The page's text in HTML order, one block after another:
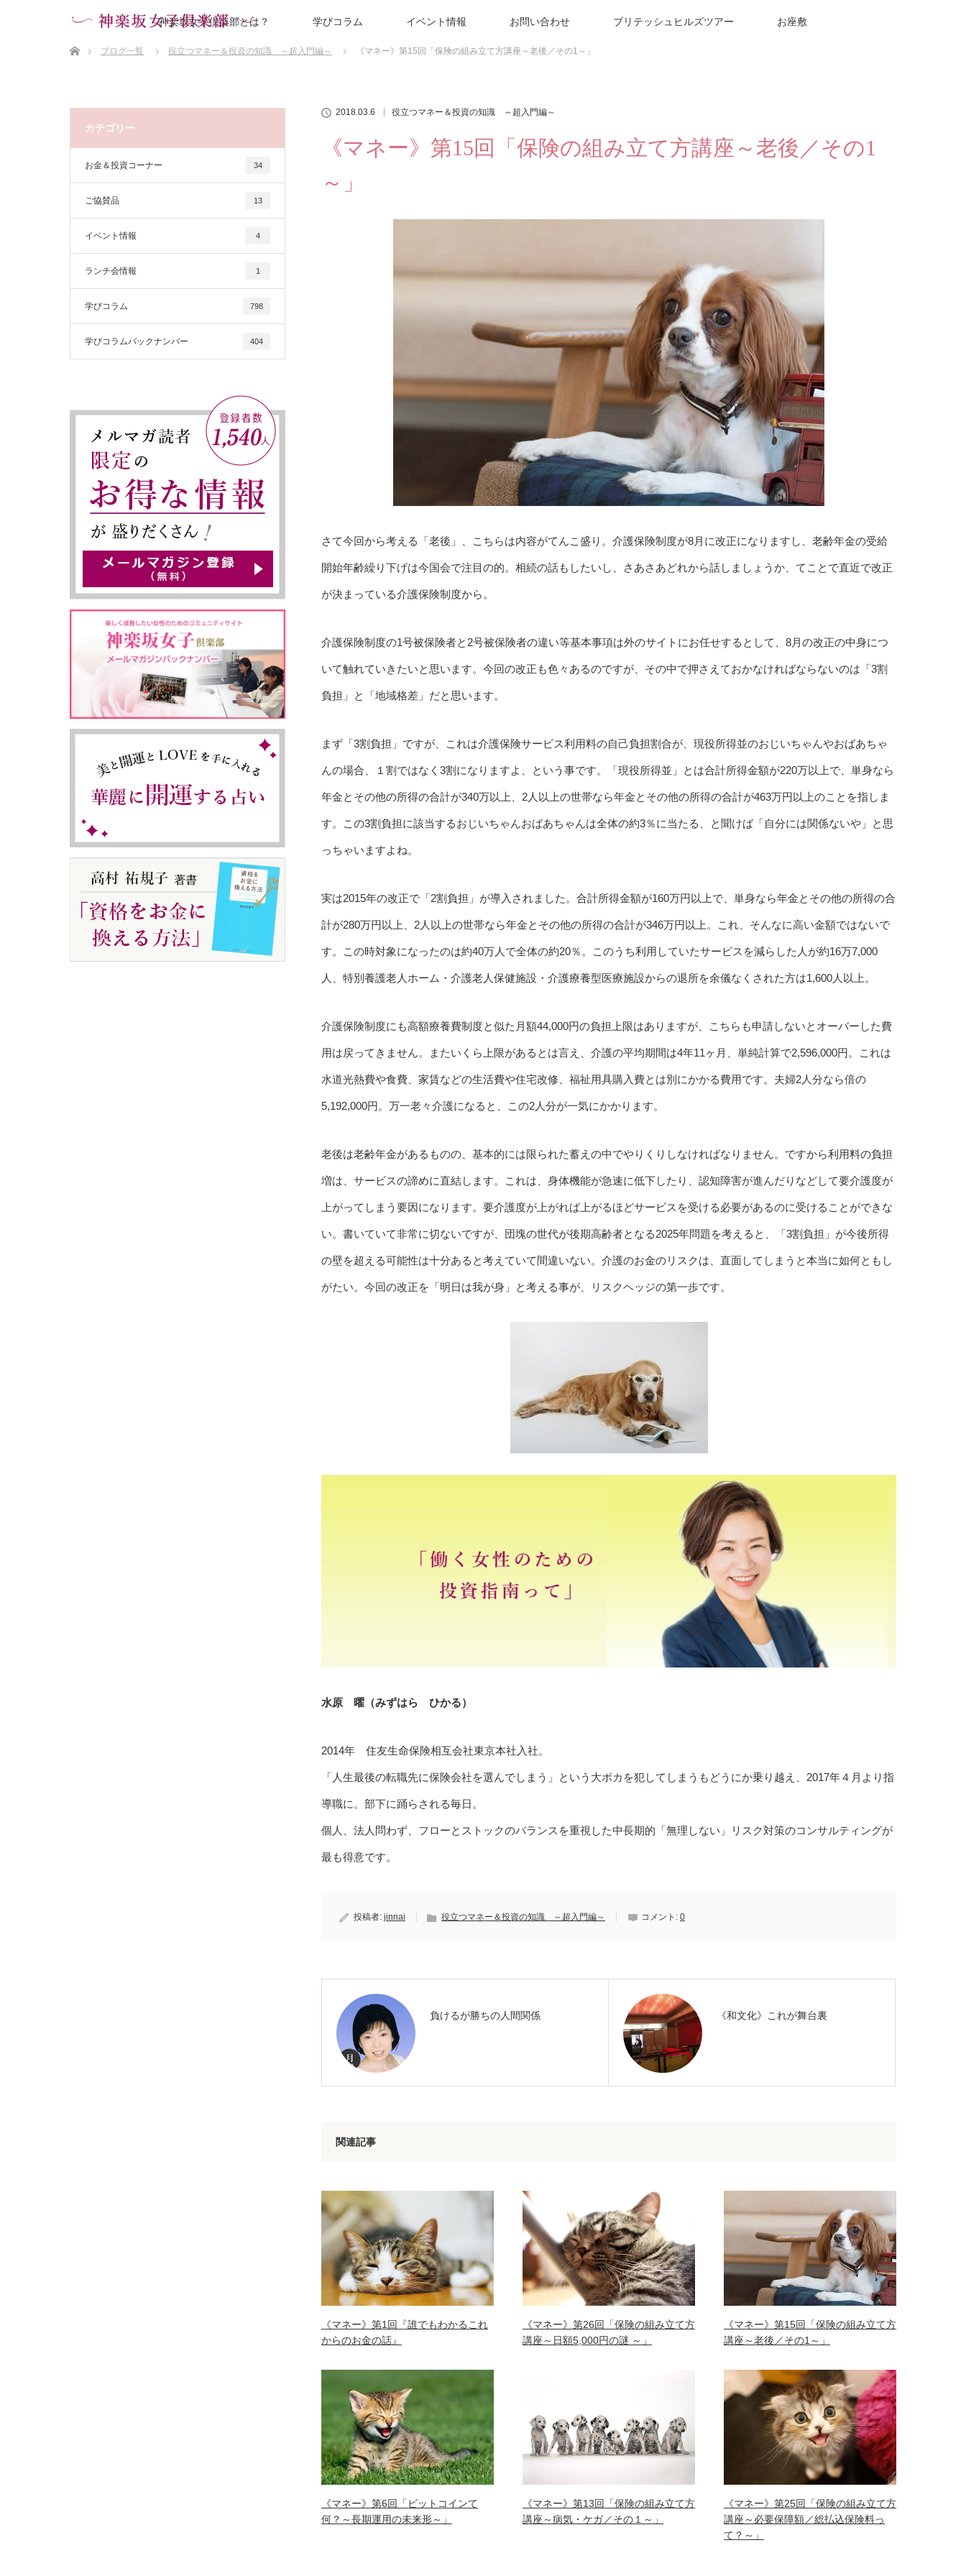
神楽坂女子倶楽部とは？ 学びコラム イベント情報 お問い合わせ ブリテッシュヒルズツアー お座敷
ブログ一覧
役立つマネー＆投資の知識 ～超入門編～ 《マネー》第15回「保険の組み立て方講座～老後／その1～」
2018.03.6 役立つマネー＆投資の知識 ～超入門編～
《マネー》第15回「保険の組み立て方講座～老後／その1
～」
さて今回から考える「老後」、こちらは内容がてんこ盛り。介護保険制度が8月に改正になりますし、老齢年金の受給
開始年齢繰り下げは今国会で注目の的。相続の話もしたいし、さあさあどれから話しましょうか、てことで直近で改正
が決まっている介護保険制度から。
介護保険制度の1号被保険者と2号被保険者の違い等基本事項は外のサイトにお任せするとして、8月の改正の中身につ
いて触れていきたいと思います。今回の改正も色々あるのですが、その中で押さえておかなければならないのは「3割
負担」と「地域格差」だと思います。
まず「3割負担」ですが、これは介護保険サービス利用料の自己負担割合が、現役所得並のおじいちゃんやおばあちゃ
んの場合、１割ではなく3割になりますよ、という事です。「現役所得並」とは合計所得金額が220万以上で、単身なら
年金とその他の所得の合計が340万以上、2人以上の世帯なら年金とその他の所得の合計が463万円以上のことを指しま
す。この3割負担に該当するおじいちゃんおばあちゃんは全体の約3％に当たる、と聞けば「自分には関係ないや」と思
っちゃいますよね。
実は2015年の改正で「2割負担」が導入されました。合計所得金額が160万円以上で、単身なら年金とその他の所得の合
計が280万円以上、2人以上の世帯なら年金とその他の所得の合計が346万円以上。これ、そんなに高い金額ではないで
す。この時対象になったのは約40万人で全体の約20％。このうち利用していたサービスを減らした人が約16万7,000
人、特別養護老人ホーム・介護老人保健施設・介護療養型医療施設からの退所を余儀なくされた方は1,600人以上。
介護保険制度にも高額療養費制度と似た月額44,000円の負担上限はありますが、こちらも申請しないとオーバーした費
用は戻ってきません。またいくら上限があるとは言え、介護の平均期間は4年11ヶ月、単純計算で2,596,000円。これは
水道光熱費や食費、家賃などの生活費や住宅改修、福祉用具購入費とは別にかかる費用です。夫婦2人分なら倍の
5,192,000円。万一老々介護になると、この2人分が一気にかかります。
老後は老齢年金があるものの、基本的には限られた蓄えの中でやりくりしなければなりません。ですから利用料の負担
増は、サービスの諦めに直結します。これは、身体機能が急速に低下したり、認知障害が進んだりなどして要介護度が
上がってしまう要因になります。要介護度が上がれば上がるほどサービスを受ける必要があるのに受けることができな
い。書いていて非常に切ないですが、団塊の世代が後期高齢者となる2025年問題を考えると、「3割負担」が今後所得
の壁を超える可能性は十分あると考えていて間違いない。介護のお金のリスクは、直面してしまうと本当に如何ともし
がたい。今回の改正を「明日は我が身」と考える事が、リスクヘッジの第一歩です。
水原 曜（みずはら ひかる）
2014年 住友生命保険相互会社東京本社入社。
「人生最後の転職先に保険会社を選んでしまう」という大ポカを犯してしまうもどうにか乗り越え、2017年４月より指
導職に。部下に踊らされる毎日。
個人、法人問わず、フローとストックのバランスを重視した中長期的「無理しない」リスク対策のコンサルティングが
最も得意です。
投稿者: jinnai 役立つマネー＆投資の知識 ～超入門編～ コメント: 0
負けるが勝ちの人間関係 《和文化》これが舞台裏
関連記事
《マネー》第1回『誰でもわかるこれ
からのお金の話』
《マネー》第26回「保険の組み立て方
講座～日額5,000円の謎 ～」
《マネー》第15回「保険の組み立て方
講座～老後／その1～」
《マネー》第6回「ビットコインて
何？～長期運用の未来形～」
《マネー》第13回「保険の組み立て方
講座～病気・ケガ／その１～」
《マネー》第25回「保険の組み立て方
講座～必要保障額／総払込保険料っ
て？～」
カテゴリー
お金＆投資コーナー 34
ご協賛品 13
イベント情報 4
ランチ会情報 1
学びコラム 798
学びコラムバックナンバー 404